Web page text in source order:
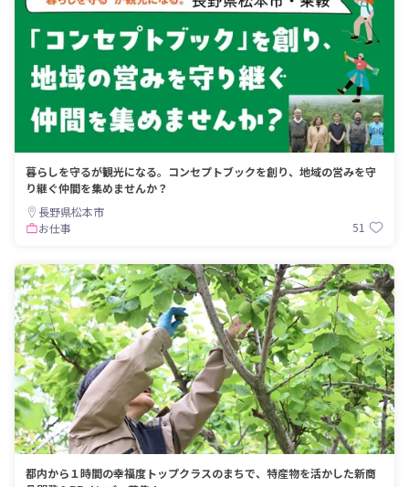
暮らしを守るが観光になる。コンセプトブックを創り、地域の営みを守
り継ぐ仲間を集めませんか？
長野県松本市
お仕事
51
都内から１時間の幸福度トップクラスのまちで、特産物を活かした新商